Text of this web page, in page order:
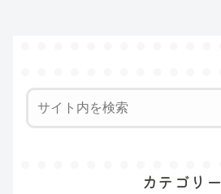
カテゴリー